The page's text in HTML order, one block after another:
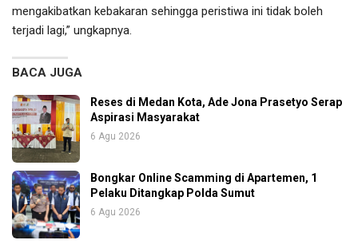
mengakibatkan kebakaran sehingga peristiwa ini tidak boleh
terjadi lagi,” ungkapnya.
BACA JUGA
Reses di Medan Kota, Ade Jona Prasetyo Serap
Aspirasi Masyarakat
6 Agu 2026
Bongkar Online Scamming di Apartemen, 1
Pelaku Ditangkap Polda Sumut
6 Agu 2026